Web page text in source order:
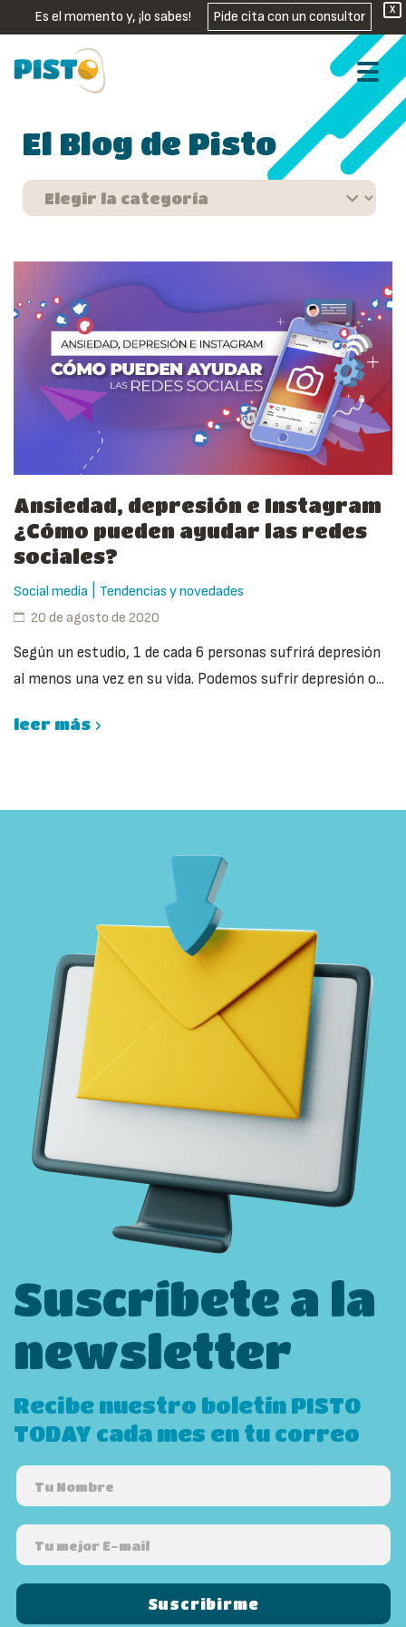
X
Es el momento y, ¡lo sabes! Pide cita con un consultor
El Blog de Pisto
Ansiedad, depresión e Instagram
¿Cómo pueden ayudar las redes
sociales?
Social media
Tendencias y novedades
20 de agosto de 2020
Según un estudio, 1 de cada 6 personas sufrirá depresión
al menos una vez en su vida. Podemos sufrir depresión o...
leer más
Suscríbete a la
newsletter
Recibe nuestro boletín PISTO
TODAY cada mes en tu correo